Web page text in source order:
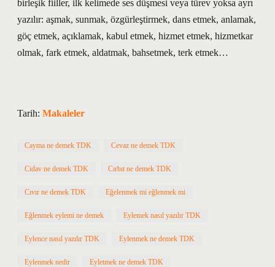
birleşik fiiller, ilk kelimede ses düşmesi veya türev yoksa ayrı
yazılır: aşmak, sunmak, özgürleştirmek, dans etmek, anlamak,
göç etmek, açıklamak, kabul etmek, hizmet etmek, hizmetkar
olmak, fark etmek, aldatmak, bahsetmek, terk etmek…
Tarih: Makaleler
Cayma ne demek TDK Cevaz ne demek TDK
Cidav ne demek TDK Cırbıt ne demek TDK
Cıvır ne demek TDK Eğelenmek mi eğlenmek mi
Eğlenmek eylemi ne demek Eylemek nasıl yazılır TDK
Eylence nasıl yazılır TDK Eylenmek ne demek TDK
Eylenmek nedir Eyletmek ne demek TDK